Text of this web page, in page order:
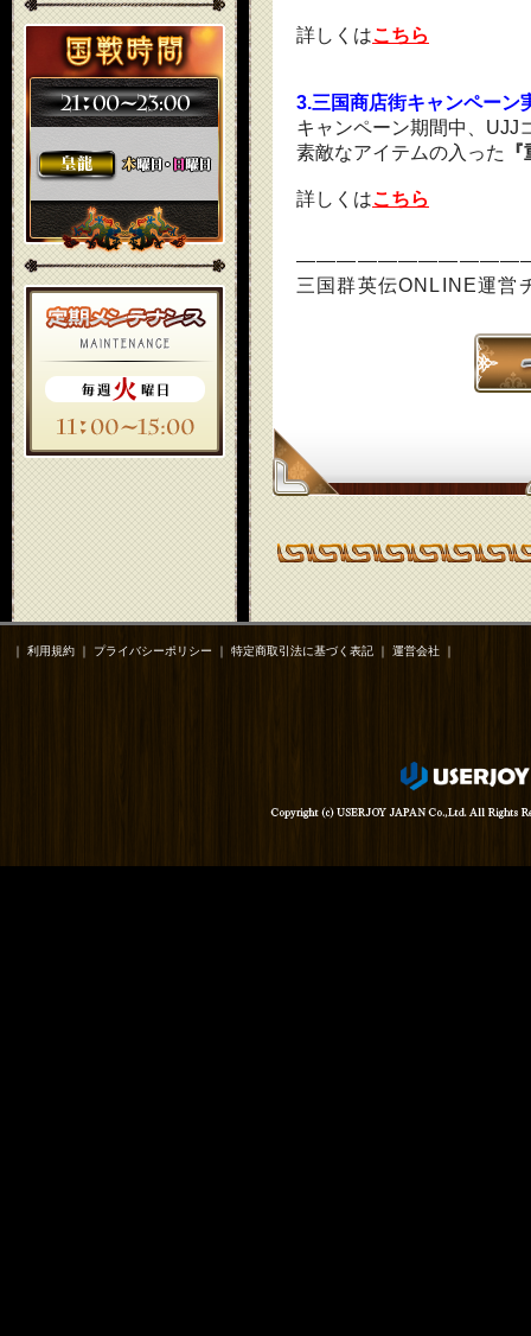
詳しくはこちら
3.三国商店街キャンペーン
キャンペーン期間中、UJJ
素敵なアイテムの入った
詳しくはこちら
三国群英伝ONLINE運営
｜ 利用規約 ｜ プライバシーポリシー ｜ 特定商取引法に基づく表記 ｜ 運営会社 ｜